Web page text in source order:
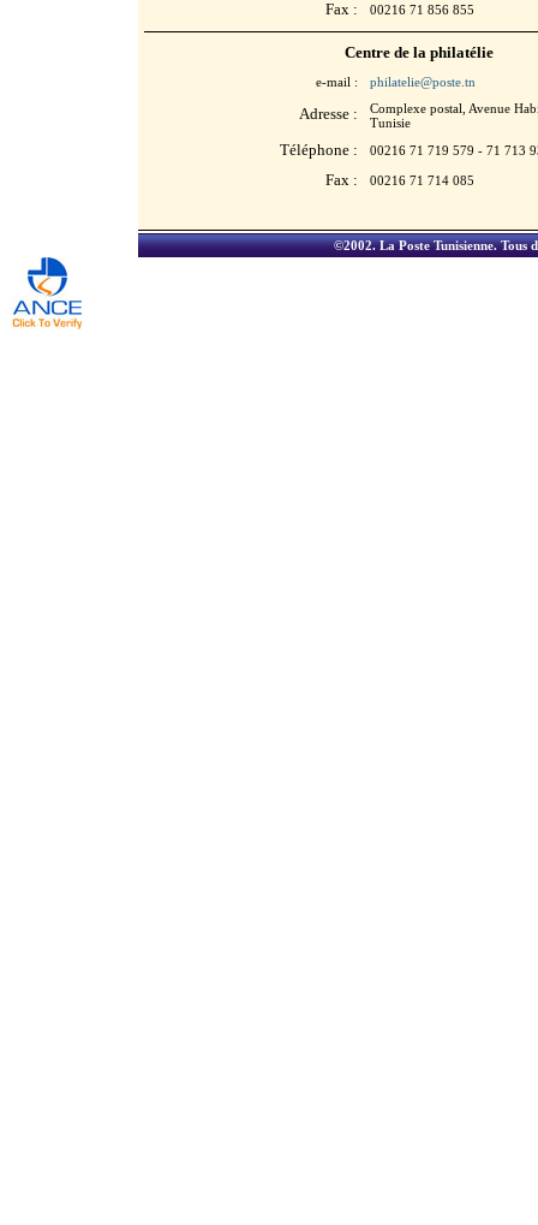
Fax : 00216 71 856 855
Centre de la philatélie
e-mail : philatelie@poste.tn
Adresse :
Complexe postal, Avenue
Tunisie
Téléphone : 00216 71 719 579 - 71 713
Fax : 00216 71 714 085
©2002.La Poste Tunisienne. Tous